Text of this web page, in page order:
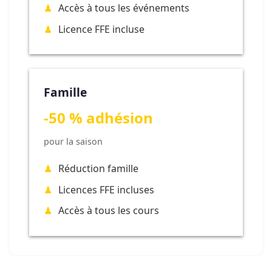
Accès à tous les événements
Licence FFE incluse
Famille
-50 % adhésion
pour la saison
Réduction famille
Licences FFE incluses
Accès à tous les cours